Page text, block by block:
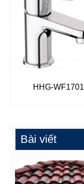
HHG-WF1701
Bài viết